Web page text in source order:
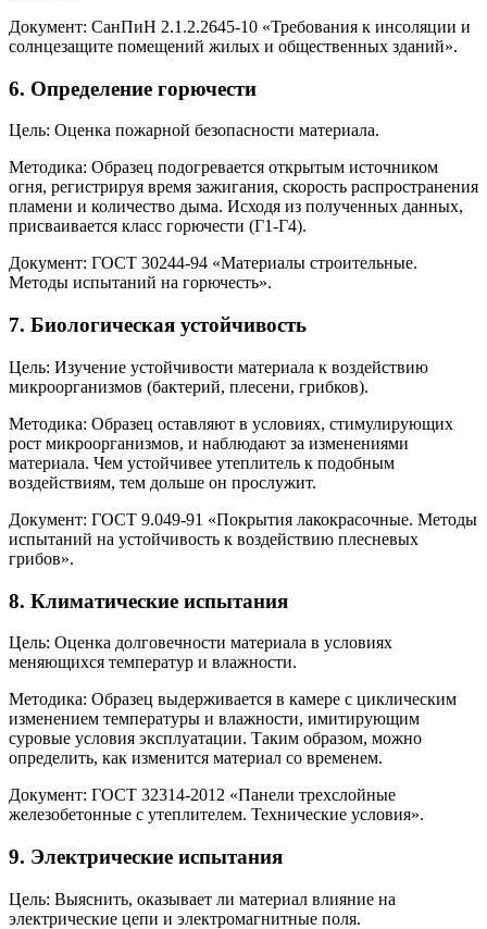
Документ: СанПиН 2.1.2.2645-10 «Требования к инсоляции и
солнцезащите помещений жилых и общественных зданий».
6. Определение горючести
Цель: Оценка пожарной безопасности материала.
Методика: Образец подогревается открытым источником
огня, регистрируя время зажигания, скорость распространения
пламени и количество дыма. Исходя из полученных данных,
присваивается класс горючести (Г1-Г4).
Документ: ГОСТ 30244-94 «Материалы строительные.
Методы испытаний на горючесть».
7. Биологическая устойчивость
Цель: Изучение устойчивости материала к воздействию
микроорганизмов (бактерий, плесени, грибков).
Методика: Образец оставляют в условиях, стимулирующих
рост микроорганизмов, и наблюдают за изменениями
материала. Чем устойчивее утеплитель к подобным
воздействиям, тем дольше он прослужит.
Документ: ГОСТ 9.049-91 «Покрытия лакокрасочные. Методы
испытаний на устойчивость к воздействию плесневых
грибов».
8. Климатические испытания
Цель: Оценка долговечности материала в условиях
меняющихся температур и влажности.
Методика: Образец выдерживается в камере с циклическим
изменением температуры и влажности, имитирующим
суровые условия эксплуатации. Таким образом, можно
определить, как изменится материал со временем.
Документ: ГОСТ 32314-2012 «Панели трехслойные
железобетонные с утеплителем. Технические условия».
9. Электрические испытания
Цель: Выяснить, оказывает ли материал влияние на
электрические цепи и электромагнитные поля.